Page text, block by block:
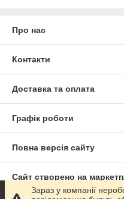
Про нас
Контакти
Доставка та оплата
Графік роботи
Повна версія сайту
Сайт створено на
Зараз у компанії